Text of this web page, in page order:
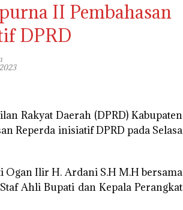
II Pembahasan
DPRD
Rakyat Daerah (DPRD) Kabupaten
Reperda inisiatif DPRD pada Selasa
Ilir H. Ardani S.H M.H bersama
Ahli Bupati dan Kepala Perangkat